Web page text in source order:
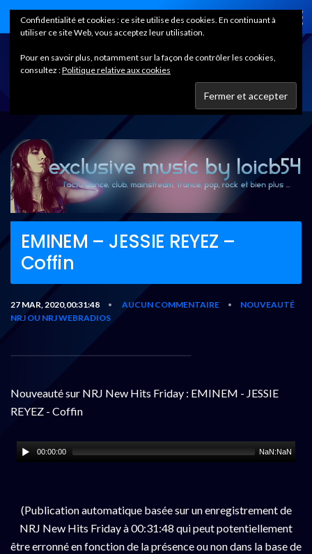
Home
EMINEM – JESSIE REYEZ –
Coffin
27 MAR, 2020,00:31:48 • AUCUN COMMENTAIRE •
NOUVEAUTÉ
NRJ OU NRJ WEBRADIOS
Nouveauté sur NRJ New Hits Friday : EMINEM - JESSIE
REYEZ - Coffin
00:00:00 NaN:NaN
(Publication automatique basée sur un enregistrement de
NRJ New Hits Friday à 00:31:48 qui peut potentiellement
être erronné en fonction de la présence ou non dans la base de
Confidentialité et cookies : ce site utilise des cookies. En continuant à
utiliser ce site Web, vous acceptez leur utilisation.
Pour en savoir plus, notamment sur la façon de contrôler les cookies,
consultez :Politique relative aux cookies